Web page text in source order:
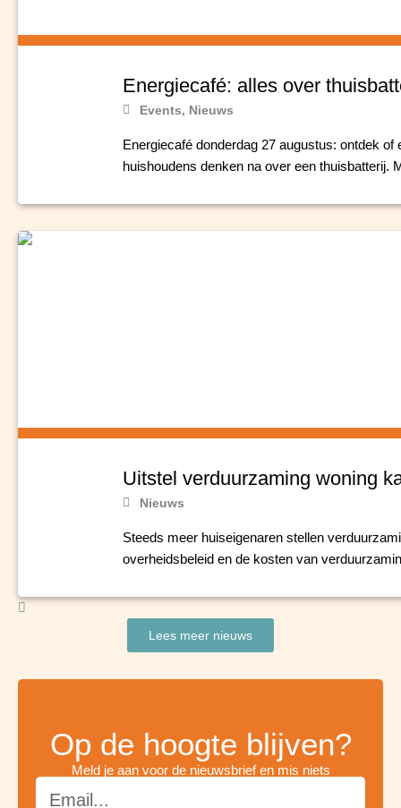
Energiecafé: alles over
Events, Nieuws
Energiecafé donderdag 27 augustus: ontdek
huishoudens denken na over een thuisbatterij.
Uitstel verduurzaming woning
Nieuws
Steeds meer huiseigenaren stellen
overheidsbeleid en de kosten van
Lees meer nieuws
Op de hoogte blijven?
Meld je aan voor de nieuwsbrief en mis niets